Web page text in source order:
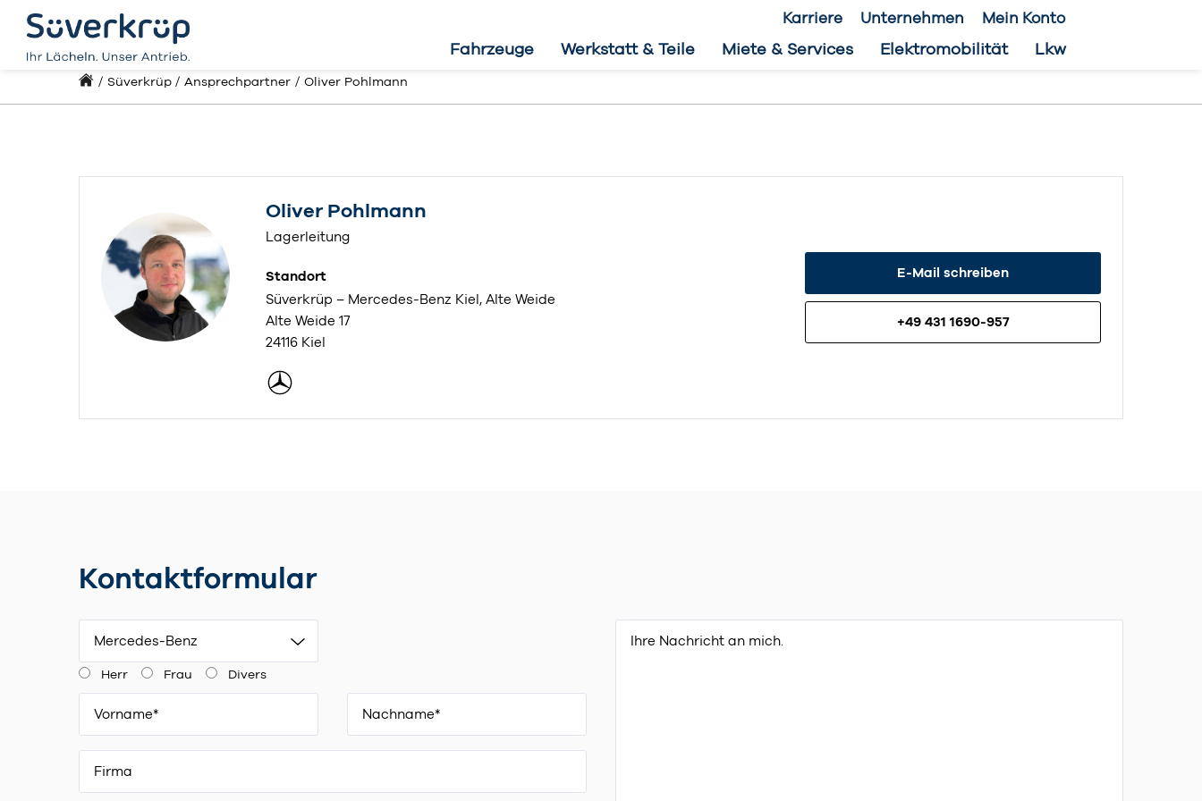
Karriere Unternehmen Mein Konto
Fahrzeuge Werkstatt & Teile Miete & Services Elektromobilität Lkw
Süverkrüp Ansprechpartner Oliver Pohlmann
Oliver Pohlmann
Lagerleitung
Standort
Süverkrüp – Mercedes-Benz Kiel, Alte Weide
Alte Weide 17
24116 Kiel
E-Mail schreiben
+49 431 1690-957
Kontaktformular
Mercedes-Benz
Herr Frau Divers